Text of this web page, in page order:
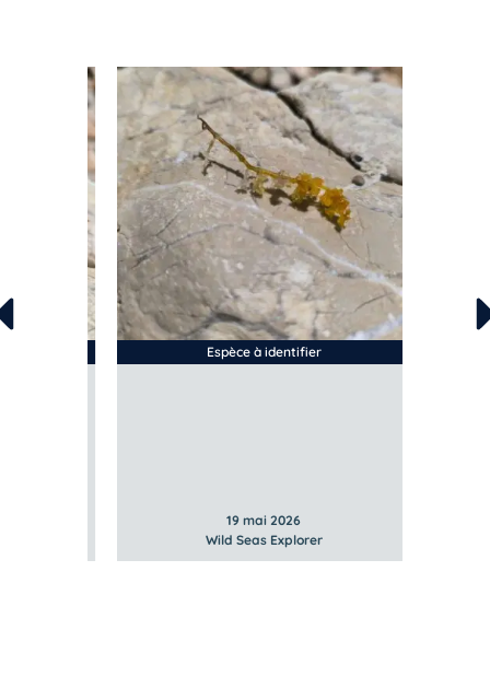
Espèce à identifier
19 mai 2026
Wild Seas Explorer